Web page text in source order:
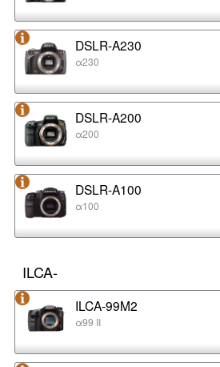
DSLR-A230
α230
DSLR-A200
α200
DSLR-A100
α100
ILCA-
ILCA-99M2
α99 II